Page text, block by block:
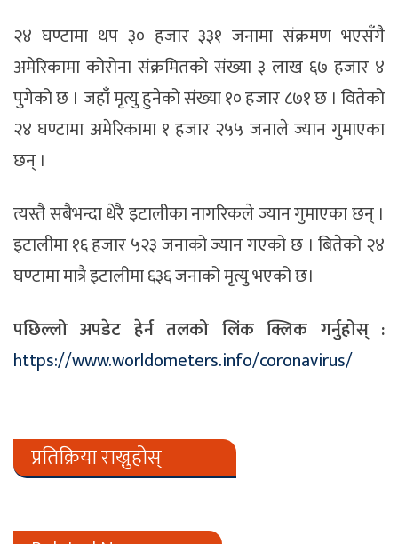
२४ घण्टामा थप ३० हजार ३३१ जनामा संक्रमण भएसँगै
अमेरिकामा कोरोना संक्रमितको संख्या ३ लाख ६७ हजार ४
पुगेको छ । जहाँ मृत्यु हुनेको संख्या १० हजार ८७१ छ । वितेको
२४ घण्टामा अमेरिकामा १ हजार २५५ जनाले ज्यान गुमाएका
छन् ।
त्यस्तै सबैभन्दा धेरै इटालीका नागरिकले ज्यान गुमाएका छन् ।
इटालीमा १६ हजार ५२३ जनाको ज्यान गएको छ । बितेको २४
घण्टामा मात्रै इटालीमा ६३६ जनाको मृत्यु भएको छ।
पछिल्लो अपडेट हेर्न तलको लिंक क्लिक गर्नुहोस् :
https://www.worldometers.info/coronavirus/
प्रतिक्रिया राख्नुहोस्